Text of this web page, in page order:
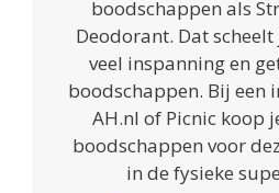
boodschappen als
Deodorant. Dat
veel inspanning en
boodschappen. Bij een
AH.nl of Picnic koop
boodschappen voor
in de fysieke